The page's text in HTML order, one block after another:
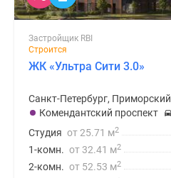
Застройщик RBI
Строится
ЖК «Ультра Сити 3.0»
Санкт-Петербург, Приморский
Комендантский проспект
Студия от 25.71 м2
1-комн. от 32.41 м2
2-комн. от 52.53 м2